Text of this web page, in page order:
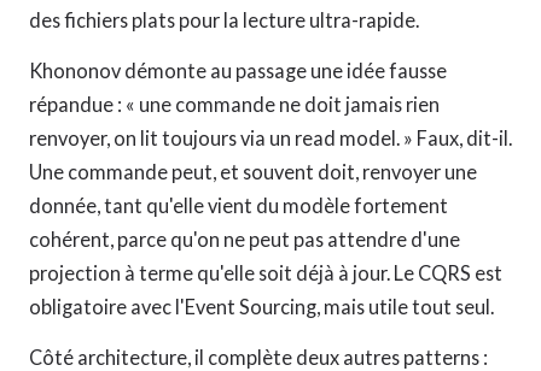
des fichiers plats pour la lecture ultra-rapide.
Khononov démonte au passage une idée fausse
répandue : « une commande ne doit jamais rien
renvoyer, on lit toujours via un read model. » Faux, dit-il.
Une commande peut, et souvent doit, renvoyer une
donnée, tant qu'elle vient du modèle fortement
cohérent, parce qu'on ne peut pas attendre d'une
projection à terme qu'elle soit déjà à jour. Le CQRS est
obligatoire avec l'Event Sourcing, mais utile tout seul.
Côté architecture, il complète deux autres patterns :